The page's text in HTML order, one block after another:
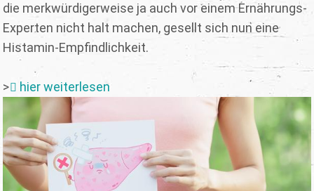
die merkwürdigerweise ja auch vor einem Ernährungs-
Experten nicht halt machen, gesellt sich nun eine
Histamin-Empfindlichkeit.
> hier weiterlesen